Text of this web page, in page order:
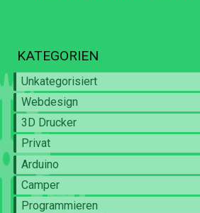
KATEGORIEN
Unkategorisiert
Webdesign
3D Drucker
Privat
Arduino
Camper
Programmieren